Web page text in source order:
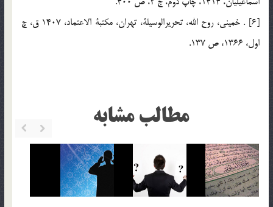
[6] . خميني، روح الله، تحريرالوسيلة، تهران، مكتبة الاعتماد، 1407 ق، چ
اول، 1366، ص 137.
مطالب مشابه